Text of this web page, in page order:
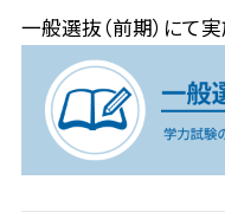
一般選抜（前期）にて実